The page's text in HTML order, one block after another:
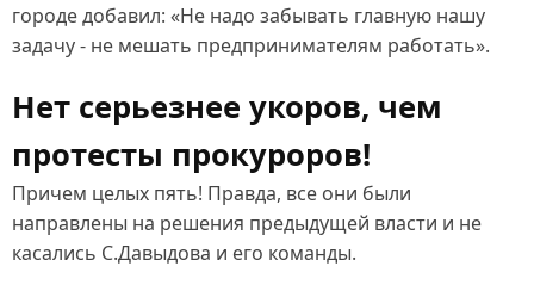
городе добавил: «Не надо забывать главную нашу
задачу - не мешать предпринимателям работать».
Нет серьезнее укоров, чем
протесты прокуроров!
Причем целых пять! Правда, все они были
направлены на решения предыдущей власти и не
касались С.Давыдова и его команды.